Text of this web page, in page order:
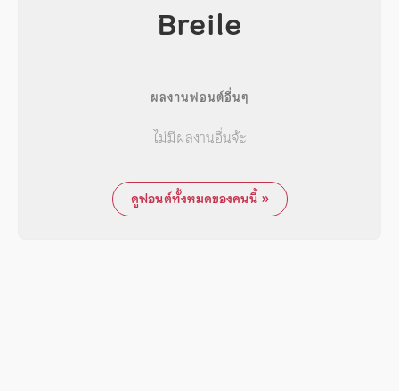
Breile
ผลงานฟอนต์อื่นๆ
ไม่มีผลงานอื่นจ้ะ
ดูฟอนต์ทั้งหมดของคนนี้ »